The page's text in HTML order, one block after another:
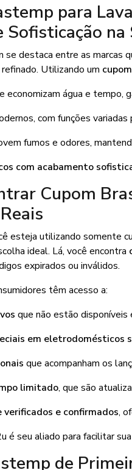
para
Sofisticação na
destaca entre as marcas
Utilizando um
economizam água e tempo,
com funções
fumos e odores,
com acabamento
Cupom
esteja utilizando somente
ideal. Lá, você encontra
expirados ou inválidos.
têm acesso a:
que não estão
em eletrodomésticos
que acompanham os
limitado, que são
verificados e confirmados,
é seu aliado para facilitar
de